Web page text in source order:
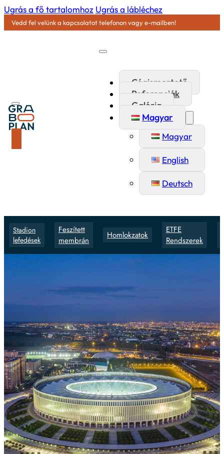
Ugrás a fő tartalomhoz Ugrás a lábléchez
Vedd fel velünk a kapcsolatot telefonon vagy e-mailben!
Cégismertető
Referenciák
Galéria
Magyar
Magyar
English
Deutsch
Stadion
lefedések
Feszített
membrán
Homlokzatok
ETFE
Rendszerek